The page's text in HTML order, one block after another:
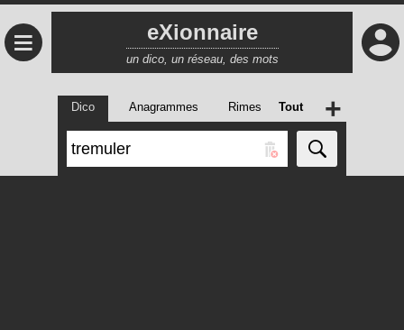
≡ eXionnaire
un dico, un réseau, des mots
Dico Anagrammes Rimes Tout +